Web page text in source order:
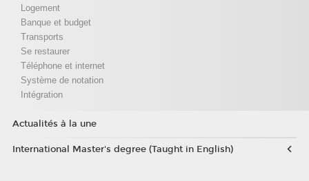
Logement
Banque et budget
Transports
Se restaurer
Téléphone et internet
Système de notation
Intégration
Actualités à la une
International Master's degree (Taught in English)